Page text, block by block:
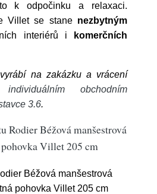
k odpočinku a relaxaci.
Villet se stane nezbytným
interiérů i
komerčních
na zakázku a vrácení
individuálním obchodním
3.6.
Rodier Béžová manšestrová
Villet 205 cm
Béžová manšestrová
pohovka Villet 205 cm